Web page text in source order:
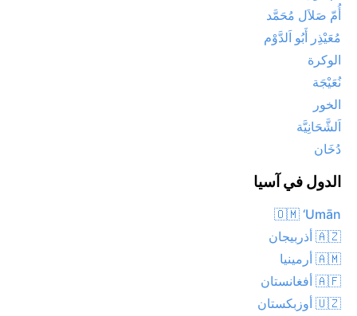
أُمّ صَلاَل مُحَمَّد
مُعَيْذِر أَبُو اَلدَّوْم
الوكرة
نُعَيْجَة
الخور
اَلشَّحَانِيَّة
دُخَان
الدول في آسيا
🇴🇲 ‘Umān
🇦🇿 أذربيجان
🇦🇲 أرمينيا
🇦🇫 أفغانستان
🇺🇿 أوزبكستان